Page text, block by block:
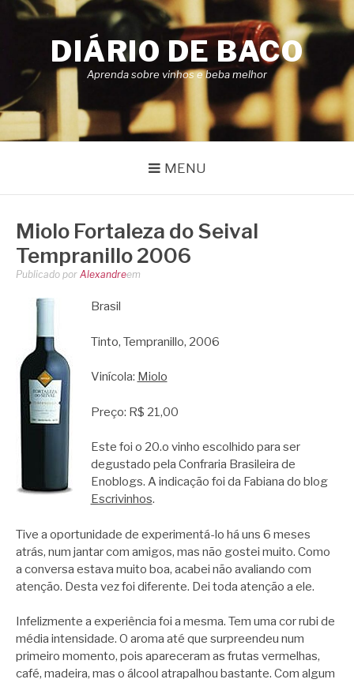
Pular
DIÁRIO DE BACO
Aprenda sobre vinhos e beba melhor
MENU
Miolo Fortaleza do Seival
Tempranillo 2006
Publicado por Alexandreem
Brasil
Tinto, Tempranillo, 2006
Vinícola: Miolo
Preço: R$ 21,00
Este foi o 20.o vinho escolhido para ser
degustado pela Confraria Brasileira de
Enoblogs. A indicação foi da Fabiana do blog
Escrivinhos.
Tive a oportunidade de experimentá-lo há uns 6 meses
atrás, num jantar com amigos, mas não gostei muito. Como
a conversa estava muito boa, acabei não avaliando com
atenção. Desta vez foi diferente. Dei toda atenção a ele.
Infelizmente a experiência foi a mesma. Tem uma cor rubi de
média intensidade. O aroma até que surpreendeu num
primeiro momento, pois apareceram as frutas vermelhas,
café, madeira, mas o álcool atrapalhou bastante. Com algum